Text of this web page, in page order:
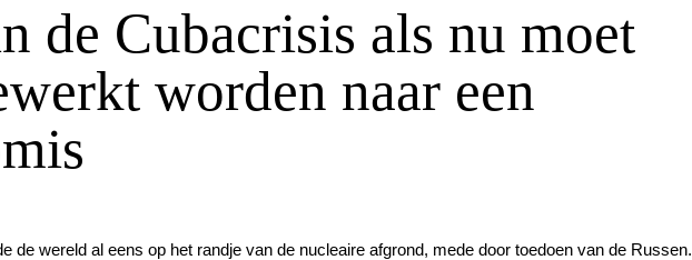
de Cubacrisis als nu moet
worden naar een
de wereld al eens op het randje van de nucleaire afgrond, mede door toedoen van de Russen.